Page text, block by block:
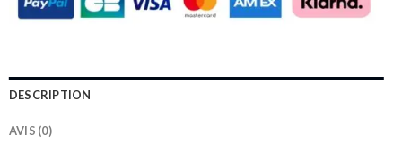
DESCRIPTION
AVIS (0)